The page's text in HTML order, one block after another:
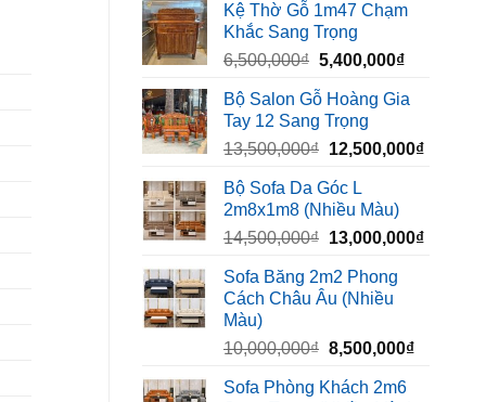
là:
3,500,000₫.
tại
Kệ Thờ Gỗ 1m47 Chạm
Khắc Sang Trọng
6,500,000₫ Giá
là:
6,500,000₫.
5,400,000₫Giá
tại
Bộ Salon Gỗ Hoàng Gia
Tay 12 Sang Trọng
13,500,000₫ Giá
là:
13,500,000₫.
12,500,000₫Giá
Bộ Sofa Da Góc L
2m8x1m8 (Nhiều Màu)
14,500,000₫ Giá
là:
14,500,000₫.
13,000,000₫Giá
Sofa Băng 2m2 Phong
Cách Châu Âu (Nhiều
Màu)
10,000,000₫ Giá
là:
8,500,000₫Giá
Sofa Phòng Khách 2m6